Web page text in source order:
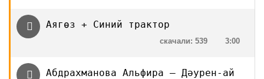
Аягөз + Синий трактор
3:00
скачали: 539
Абдрахманова Альфира – Дәурен-ай